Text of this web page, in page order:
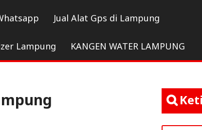
Jual Alat Gps di Lampung
Lampung KANGEN WATER LAMPUNG